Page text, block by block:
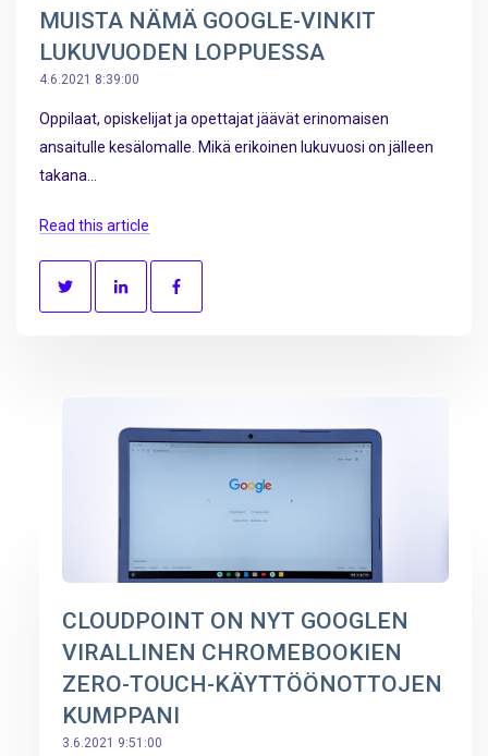
MUISTA NÄMÄ GOOGLE-VINKIT
LUKUVUODEN LOPPUESSA
4.6.2021 8:39:00
Oppilaat, opiskelijat ja opettajat jäävät erinomaisen
ansaitulle kesälomalle. Mikä erikoinen lukuvuosi on jälleen
takana...
Read this article
CLOUDPOINT ON NYT GOOGLEN
VIRALLINEN CHROMEBOOKIEN
ZERO-TOUCH-KÄYTTÖÖNOTTOJEN
KUMPPANI
3.6.2021 9:51:00